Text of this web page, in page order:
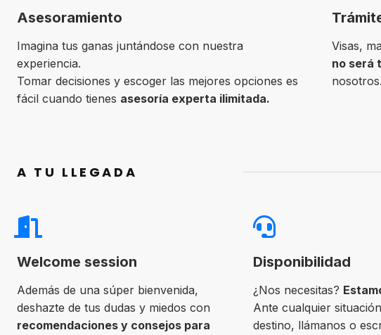
Asesoramiento
Imagina tus ganas juntándose con nuestra
experiencia.
Tomar decisiones y escoger las mejores opciones es
fácil cuando tienes asesoría experta ilimitada.
Visas,
no será
nosotros.
A TU LLEGADA
Welcome session
Además de una súper bienvenida,
deshazte de tus dudas y miedos con
recomendaciones y consejos para
Disponibilidad
¿Nos necesitas?
Ante cualquier
destino, llámanos o